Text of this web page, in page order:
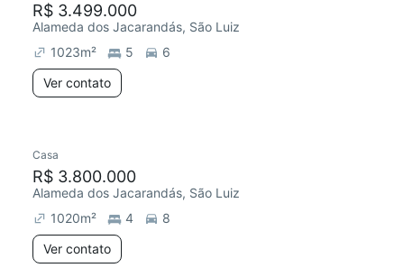
R$ 3.499.000
Alameda dos Jacarandás, São Luiz
1023m² 5
6
Ver contato
Casa
R$ 3.800.000
Alameda dos Jacarandás, São Luiz
1020m² 4
8
Ver contato